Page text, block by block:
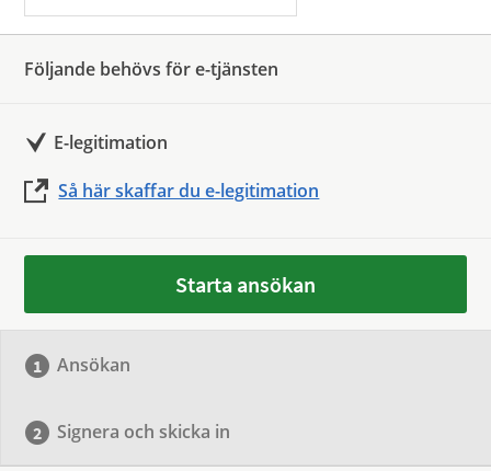
Följande behövs för e-tjänsten
E-legitimation
Så här skaffar du e-legitimation
Starta ansökan
Ansökan
Signera och skicka in